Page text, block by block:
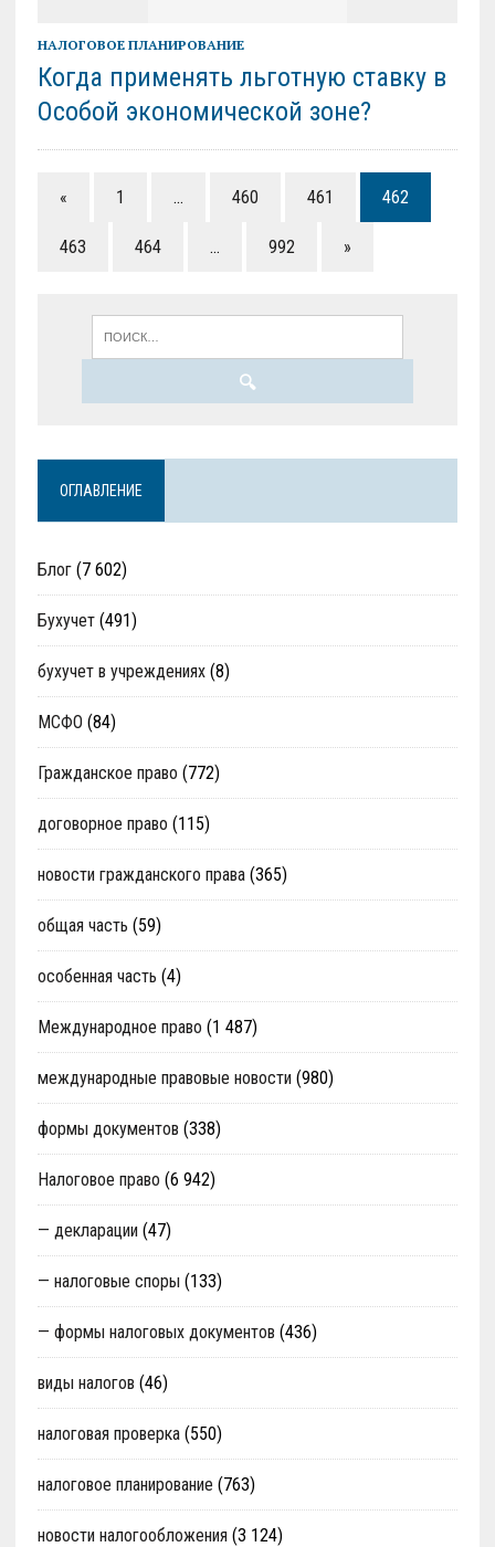
НАЛОГОВОЕ ПЛАНИРОВАНИЕ
Когда применять льготную ставку в
Особой экономической зоне?
« 1 … 460 461 462
463 464 … 992 »
ОГЛАВЛЕНИЕ
Блог(7 602)
Бухучет(491)
бухучет в учреждениях(8)
МСФО (84)
Гражданское право (772)
договорное право (115)
новости гражданского права(365)
общая часть (59)
особенная часть (4)
Международное право (1 487)
международные правовые новости (980)
формы документов (338)
Налоговое право (6 942)
— декларации (47)
— налоговые споры (133)
— формы налоговых документов (436)
виды налогов (46)
налоговая проверка(550)
налоговое планирование (763)
новости налогообложения (3 124)